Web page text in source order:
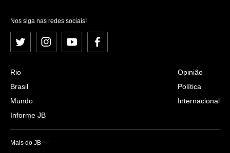
Nos siga nas redes sociais!
Twitter InstagramYouTubeFacebook
Rio
Brasil
Mundo
Informe JB
Opinião
Política
Internacional
Mais do JB